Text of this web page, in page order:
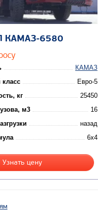
КАМАЗ-6580
КАМАЗ
класс
Евро-5
кг
25450
м3
16
назад
6x4
Узнать цену